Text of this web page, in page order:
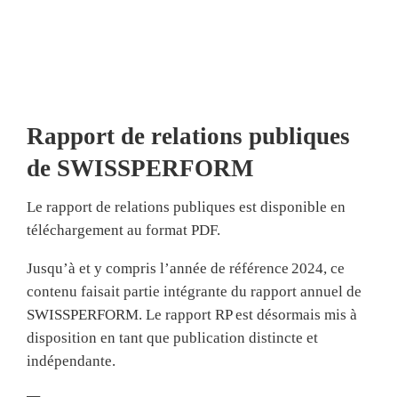
Rapport de relations publiques
de SWISSPERFORM
Le rapport de relations publiques est disponible en
téléchargement au format PDF.
Jusqu’à et y compris l’année de référence 2024, ce
contenu faisait partie intégrante du rapport annuel de
SWISSPERFORM. Le rapport RP est désormais mis à
disposition en tant que publication distincte et
indépendante.